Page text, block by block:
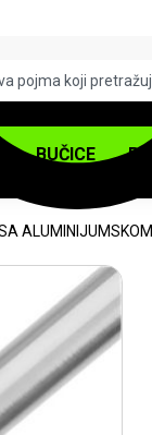
BUČICE
-10%